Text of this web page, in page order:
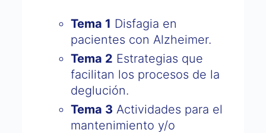
Tema 1 Disfagia en
pacientes con Alzheimer.
Tema 2 Estrategias que
facilitan los procesos de la
deglución.
Tema 3 Actividades para el
mantenimiento y/o